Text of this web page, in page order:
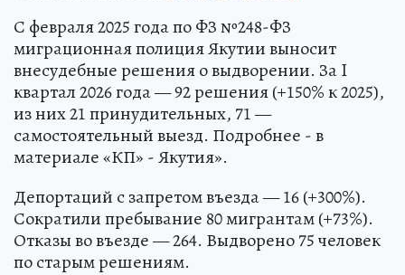
С февраля 2025 года по ФЗ №248-ФЗ
миграционная полиция Якутии выносит
внесудебные решения о выдворении. За I
квартал 2026 года — 92 решения (+150% к 2025),
из них 21 принудительных, 71 —
самостоятельный выезд. Подробнее - в
материале «КП» - Якутия».
Депортаций с запретом въезда — 16 (+300%).
Сократили пребывание 80 мигрантам (+73%).
Отказы во въезде — 264. Выдворено 75 человек
по старым решениям.